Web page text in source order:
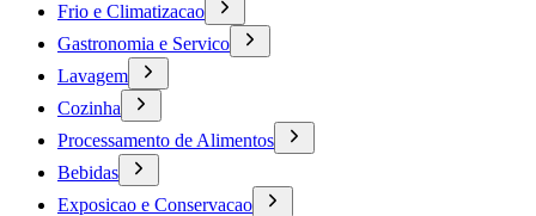
Frio e Climatizacao
Gastronomia e Servico
Lavagem
Cozinha
Processamento de Alimentos
Bebidas
Exposicao e Conservacao